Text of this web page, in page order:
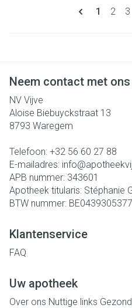
U lees
1 Pagina
2 3
Neem contact met
NV Vijve
Aloise Biebuyckstraat 13
8793 Waregem
Telefoon: +32 56 60 27 88
E-mailadres: info@
APB nummer: 343601
Apotheek titularis: Stéphanie
BTW nummer: BE0439305377
Klantenservice
FAQ
Uw apotheek
Over ons Nuttige links